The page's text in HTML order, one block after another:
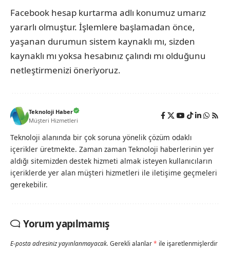
Facebook hesap kurtarma adlı konumuz umarız
yararlı olmuştur. İşlemlere başlamadan önce,
yaşanan durumun sistem kaynaklı mı, sizden
kaynaklı mı yoksa hesabınız çalındı mı olduğunu
netleştirmenizi öneriyoruz.
Teknoloji Haber
Müşteri Hizmetleri
Teknoloji alanında bir çok soruna yönelik çözüm odaklı
içerikler üretmekte. Zaman zaman Teknoloji haberlerinin yer
aldığı sitemizden destek hizmeti almak isteyen kullanıcıların
içeriklerde yer alan müşteri hizmetleri ile iletişime geçmeleri
gerekebilir.
Yorum yapılmamış
E-posta adresiniz yayınlanmayacak. Gerekli alanlar* ile işaretlenmişlerdir